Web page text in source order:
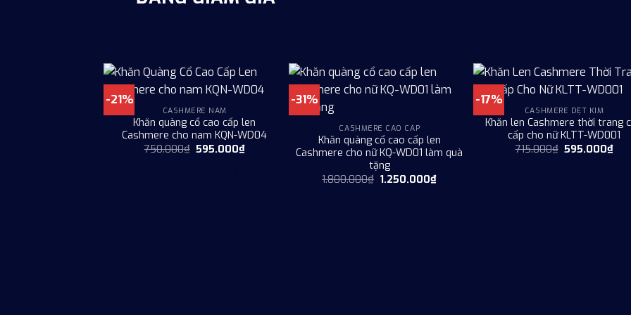
-21%
CASHMERE NAM
Khăn quàng cổ cao cấp len
Cashmere cho nam KQN-WD04
750.000₫ Giá
595.000₫Giá
-31%
CASHMERE CAO CẤP
Khăn quàng cổ cao cấp len
Cashmere cho nữ KQ-WD01 làm quà
tặng
1.800.000₫ Giá
1.250.000₫Giá
-17%
CASHMERE DỆT KIM
Khăn len Cashmere thời trang
cấp cho nữ KLTT-WD001
715.000₫ Giá
595.000₫Giá